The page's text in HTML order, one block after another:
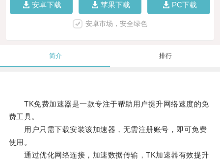
安卓下载 苹果下载 PC下载
安卓市场，安全绿色
简介 排行
TK免费加速器是一款专注于帮助用户提升网络速度的免
费工具。
用户只需下载安装该加速器，无需注册账号，即可免费
使用。
通过优化网络连接，加速数据传输，TK加速器有效提升